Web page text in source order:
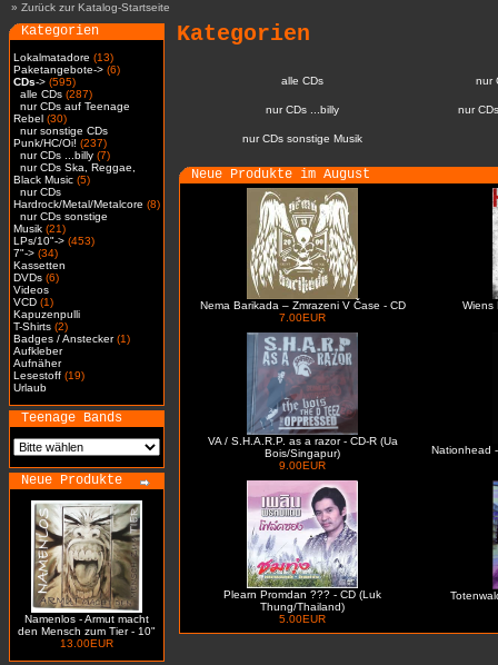
» Zurück zur Katalog-Startseite
Kategorien
Lokalmatadore (13)
Paketangebote-> (6)
CDs-> (595)
alle CDs (287)
nur CDs auf Teenage
Rebel (30)
nur sonstige CDs
Punk/HC/Oi! (237)
nur CDs ...billy (7)
nur CDs Ska, Reggae,
Black Music (5)
nur CDs
Hardrock/Metal/Metalcore (8)
nur CDs sonstige
Musik (21)
LPs/10"-> (453)
7"-> (34)
Kassetten
DVDs (6)
Videos
VCD (1)
Kapuzenpulli
T-Shirts (2)
Badges / Anstecker(1)
Aufkleber
Aufnäher
Lesestoff (19)
Urlaub
Teenage Bands
Neue Produkte
Namenlos - Armut macht
den Mensch zum Tier - 10"
13.00EUR
Kategorien
alle CDs nur
nur CDs ...billy nur
nur CDs sonstige Musik
Neue Produkte im August
Nema Barikada – Zmrazeni V Čase - CD
7.00EUR
Wiens
VA / S.H.A.R.P. as a razor - CD-R (Ua
Bois/Singapur)
9.00EUR
Nationhead
Plearn Promdan ??? - CD (Luk
Thung/Thailand)
5.00EUR